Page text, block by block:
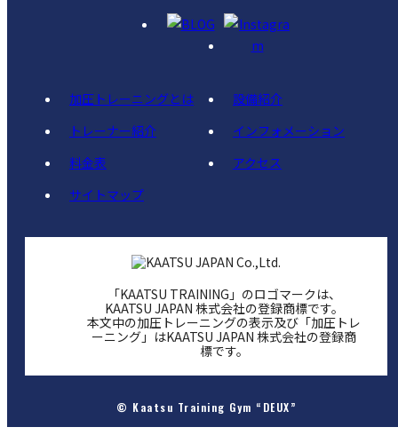
加圧トレーニングとは
設備紹介
トレーナー紹介
インフォメーション
料金表
アクセス
サイトマップ
「KAATSU TRAINING」のロゴマークは、
KAATSU JAPAN 株式会社の登録商標です。
本文中の加圧トレーニングの表示及び「加圧トレ
ーニング」はKAATSU JAPAN 株式会社の登録商
標です。
© Kaatsu Training Gym “DEUX”